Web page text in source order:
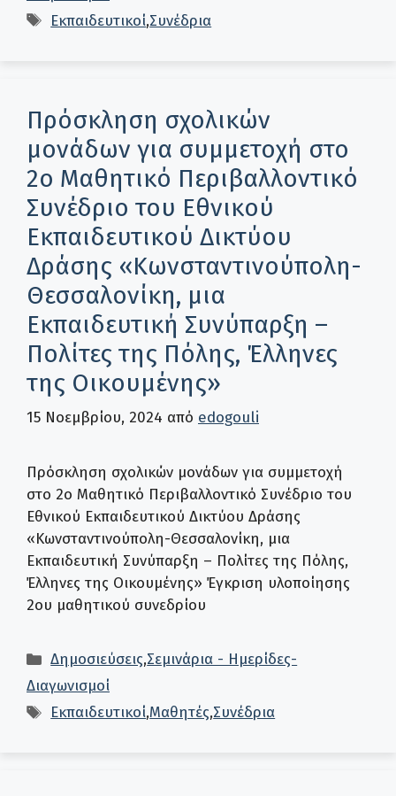
Ετικέτες
Εκπαιδευτικοί,Συνέδρια
Πρόσκληση σχολικών
μονάδων για συμμετοχή στο
2ο Μαθητικό Περιβαλλοντικό
Συνέδριο του Εθνικού
Εκπαιδευτικού Δικτύου
Δράσης «Κωνσταντινούπολη-
Θεσσαλονίκη, μια
Εκπαιδευτική Συνύπαρξη –
Πολίτες της Πόλης, Έλληνες
της Οικουμένης»
15 Νοεμβρίου, 2024 από edogouli
Πρόσκληση σχολικών μονάδων για συμμετοχή
στο 2ο Μαθητικό Περιβαλλοντικό Συνέδριο του
Εθνικού Εκπαιδευτικού Δικτύου Δράσης
«Κωνσταντινούπολη-Θεσσαλονίκη, μια
Εκπαιδευτική Συνύπαρξη – Πολίτες της Πόλης,
Έλληνες της Οικουμένης» Έγκριση υλοποίησης
2ου μαθητικού συνεδρίου
Κατηγορίες
Δημοσιεύσεις,Σεμινάρια - Ημερίδες-
Διαγωνισμοί
Ετικέτες
Εκπαιδευτικοί,Μαθητές,Συνέδρια